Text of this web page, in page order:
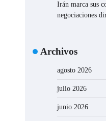
Irán marca sus
negociaciones
Archivos
agosto 2026
julio 2026
junio 2026